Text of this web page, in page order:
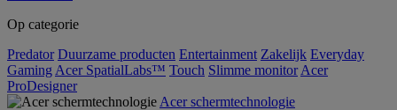
Op categorie
Predator Duurzame producten Entertainment Zakelijk Everyday
Gaming Acer SpatialLabs™ Touch Slimme monitor Acer
ProDesigner
Acer schermtechnologie